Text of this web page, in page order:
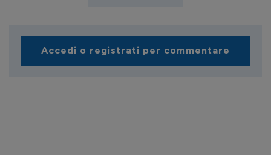
Accedi o registrati per commentare